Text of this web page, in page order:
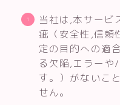
当社は,本サービ
疵（安全性,信頼
定の目的への適
る欠陥,エラーや
す。）がないこ
せん。